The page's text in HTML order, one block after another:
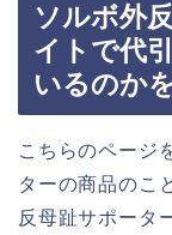
ソルボ外
イトで代
いるのか
こちらのページ
ターの商品のこ
反母趾サポータ